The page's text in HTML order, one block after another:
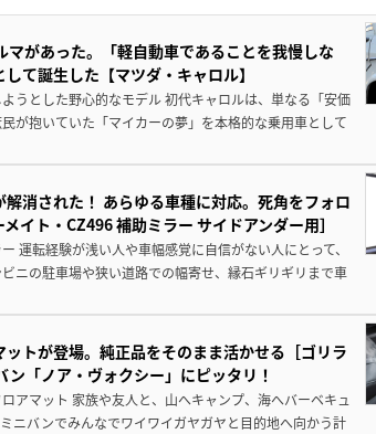
があった。「軽自動車であることを我慢しな
て誕生した【マツダ・キャロル】
うとした野心的なモデル 初代キャロルは、単なる「安価
が抱いていた「マイカーの夢」を本格的な乗用車として
消された！ あらゆる車種に対応。死角をフォロ
イト・CZ496 補助ミラー サイドアンダー用］
運転経験が浅い人や車幅感覚に自信がない人にとって、
ニの駐車場や狭い道路での幅寄せ、縁石ギリギリまで車
トが登場。純正品をそのまま活かせる［ゴリラ
「ノア・ヴォクシー」にピッタリ！
アマット 家族や友人と、山へキャンプ、海へバーベキュ
ニバンでみんなでワイワイガヤガヤと目的地へ向かう計